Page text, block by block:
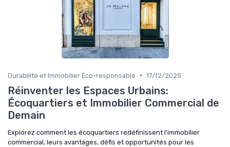
Durabilité et Immobilier Éco-responsable • 17/12/2025
Réinventer les Espaces Urbains:
Écoquartiers et Immobilier Commercial de
Demain
Explorez comment les écoquartiers redéfinissent l’immobilier
commercial, leurs avantages, défis et opportunités pour les